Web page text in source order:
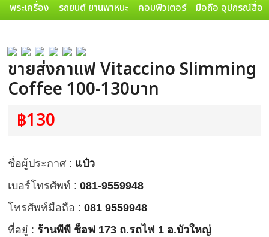
พระเครื่อง รถยนต์ ยานพาหนะ คอมพิวเตอร์ มือถือ อุปกรณ์สื่อส
ขายส่งกาแฟ Vitaccino Slimming
Coffee 100-130บาท
฿130
ชื่อผู้ประกาศ : แป๋ว
เบอร์โทรศัพท์ : 081-9559948
โทรศัพท์มือถือ : 081 9559948
ที่อยู่ : ร้านพีพี ช็อฟ 173 ถ.รถไฟ 1 อ.บัวใหญ่